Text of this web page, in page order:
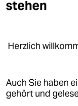
epaper login
stehen
Herzlich
Auch Sie haben
gehört und